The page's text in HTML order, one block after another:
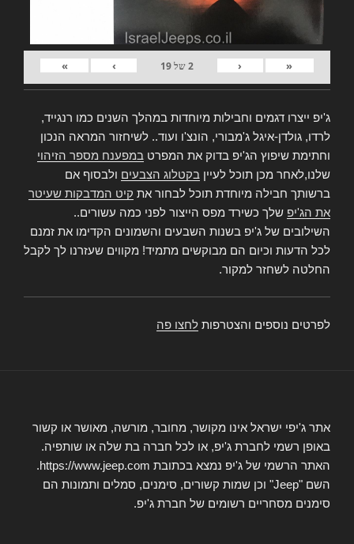
«
‹
2של19
›
»
ג'יפ ייצרו דגמים וחבילות מיוחדות במהלך השנים כמו רנגייד,
לרדו, גולדן-איגל ג'מבורי, הונצ'ו ועוד.. לשיחזור המראה הנכון
וחתימת שיפוץ הג'יפ בדוק את המפרט במפענח מספר הזיהוי
שלנו,לאחר מכן תוכל לעיין בקטלוג הצבעים ולבסוף אם
ברשותך חבילה מיוחדת תוכל לבחור את קיט המדבקות שעיטר
את הג'יפ שלך כשירד מפס הייצור לפני כמה עשורים..
השילובים של ג'יפ בשנות השבעים והשמונים הקדימו את זמנם
לכל הדעות וכיום הם מבוקשים מתמיד! מקווים שעזרנו לך לקבל
החלטה לשחזר למקור.
לפרטים נוספים והצטרפות לחצו פה
אתר ג'יפי ישראל אינו מקושר, מחובר, מורשה, מאושר או קשור
באופן רשמי לחברת ג'יפ, או לכל חברה בת שלה או שותפיה.
האתר הרשמי של ג'יפ נמצא בכתובת https://www.jeep.com.
השם "Jeep" וכן שמות קשורים, סימנים, סמלים ותמונות הם
סימנים מסחריים רשומים של חברת ג'יפ.